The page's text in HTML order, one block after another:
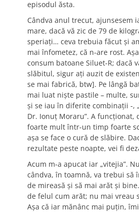
episodul ăsta.
Cândva anul trecut, ajunsesem
mare, dacă vă zic de 79 de
speriaţi… ceva trebuia făcut şi
mai înfometez, că n-are rost.
consum batoane Siluet-R; dacă
slăbitul, sigur aţi auzit de
se mai fabrică, btw]. Pe lângă
mai luat nişte pastile – multe,
şi se iau în diferite combinaţii -,
Dr. Ionuţ Moraru”. A funcţionat,
foarte mult într-un timp foarte
aşa se face o cură de slăbire.
rezultate peste noapte, vei fi
Acum m-a apucat iar „vitejia”.
cândva, în toamnă, va trebui să
de mireasă şi să mai arăt şi
de felul cum arăt; nu mai vreau
Aşa că iar mănânc mai puţin,